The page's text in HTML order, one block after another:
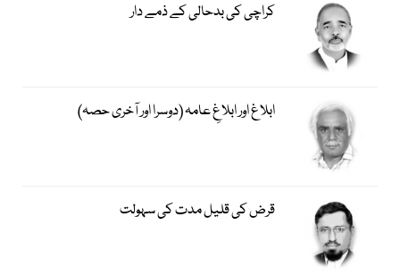
کراچی کی بدحالی کے ذمے دار
ابلاغ اور ابلاغِ عامہ (دوسرا اور آخری حصہ)
قرض کی قلیل مدت کی سہولت